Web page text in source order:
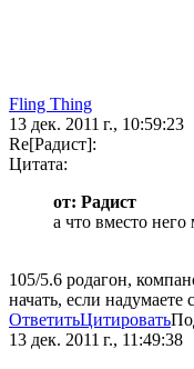
Fling Thing
13 дек. 2011 г., 10:59:23
Re[Радист]:
Цитата:
от: Радист
а что вместо
105/5.6 родагон,
начать, если надумаете
ОтветитьЦитировать
13 дек. 2011 г., 11:49:38